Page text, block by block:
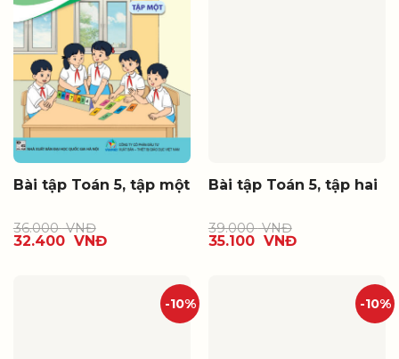
Bài tập Toán 5, tập một
36.000VNĐ
32.400 VNĐ
Bài tập Toán 5, tập hai
39.000VNĐ
35.100 VNĐ
-10% -10%